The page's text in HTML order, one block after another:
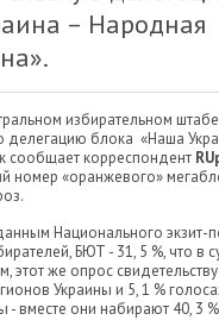
– Народная
избирательном
делегацию блока «Наша
сообщает корреспондент
номер «оранжевого»
Национального экзит-
БЮТ - 31, 5 %, что в
этот же опрос
Украины и 5, 1 %
- вместе они набирают 40, 3